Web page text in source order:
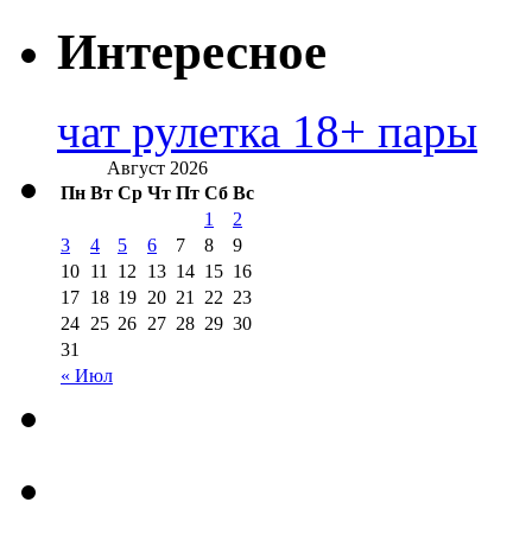
Интересное
чат рулетка 18+ пары
Август 2026
Пн Вт Ср Чт Пт Сб Вс
« Июл
1
2
3
4 5 6 7 8
9
10 11 12 13 14 15 16
17 18 19 20 21 22 23
24 25 26 27 28 29 30
31